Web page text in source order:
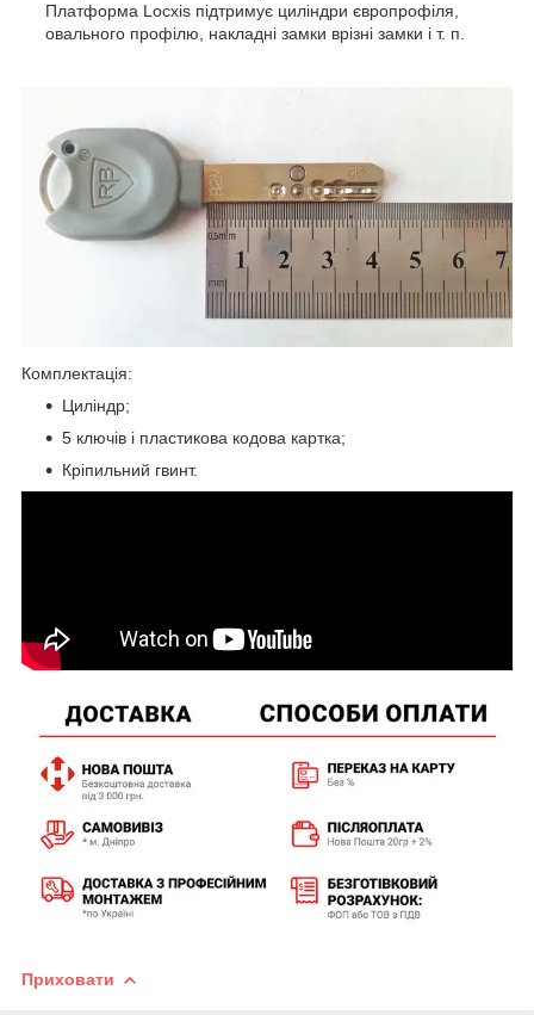
Платформа Locxis підтримує циліндри європрофіля,
овального профілю, накладні замки врізні замки і т. п.
Комплектація:
Циліндр;
5 ключів і пластикова кодова картка;
Кріпильний гвинт.
Приховати